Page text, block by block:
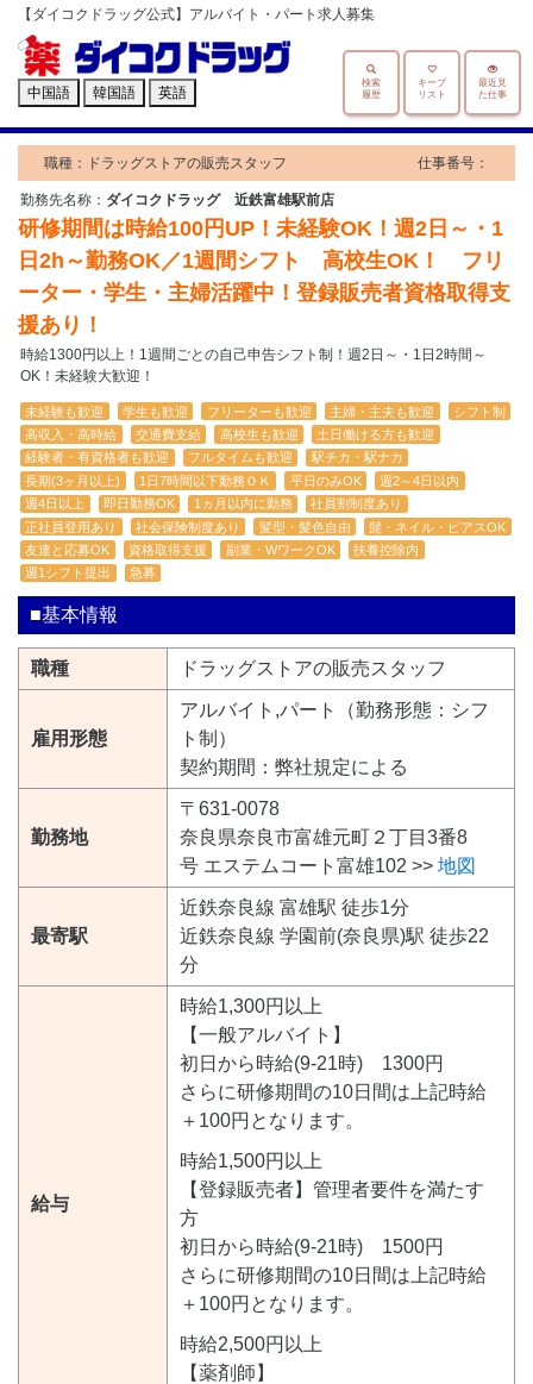
【ダイコクドラッグ公式】アルバイト・パート求人募集
中国語 韓国語 英語
最近見
た仕事
キープ
リスト
検索
履歴
職種：ドラッグストアの販売スタッフ 仕事番号：
勤務先名称： ダイコクドラッグ 近鉄富雄駅前店
研修期間は時給100円UP！未経験OK！週2日～・1
日2h～勤務OK／1週間シフト 高校生OK！ フリ
ーター・学生・主婦活躍中！登録販売者資格取得支
援あり！
時給1300円以上！1週間ごとの自己申告シフト制！週2日～・1日2時間～
OK！未経験大歓迎！
未経験も歓迎 学生も歓迎 フリーターも歓迎 主婦・主夫も歓迎
シフト制
高収入・高時給
交通費支給 高校生も歓迎
土日働ける方も歓迎
経験者・有資格者も歓迎
フルタイムも歓迎
駅チカ・駅ナカ
長期(3ヶ月以上)
1日7時間以下勤務ＯＫ 平日のみOK
週2～4日以内
週4日以上
即日勤務OK 1ヵ月以内に勤務
社員割制度あり
正社員登用あり
社会保険制度あり 髪型・髪色自由
髭・ネイル・ピアスOK
友達と応募OK
資格取得支援 副業・WワークOK
扶養控除内
週1シフト提出
急募
■基本情報
職種 ドラッグストアの販売スタッフ
雇用形態
アルバイト,パート（勤務形態：シフ
ト制）
契約期間：弊社規定による
勤務地
〒631-0078
奈良県奈良市富雄元町２丁目3番8
号 エステムコート富雄102 >> 地図
最寄駅
近鉄奈良線 富雄駅 徒歩1分
近鉄奈良線 学園前(奈良県)駅 徒歩22
分
給与
時給1,300円以上
【一般アルバイト】
初日から時給(9-21時) 1300円
さらに研修期間の10日間は上記時給
＋100円となります。
時給1,500円以上
【登録販売者】管理者要件を満たす
方
初日から時給(9-21時) 1500円
さらに研修期間の10日間は上記時給
＋100円となります。
時給2,500円以上
【薬剤師】